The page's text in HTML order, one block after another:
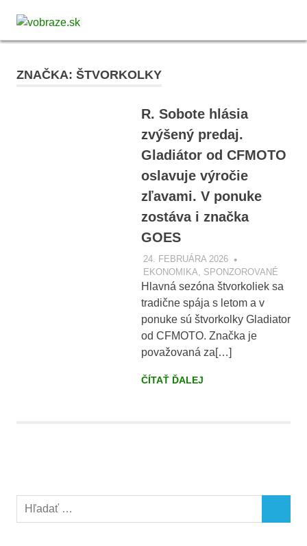
content
Malohontu
ZNAČKA: ŠTVORKOLKY
R. Sobote hlásia
zvýšený predaj.
Gladiátor od CFMOTO
oslavuje výročie
zľavami. V ponuke
zostáva i značka
GOES
24. FEBRUÁRA 2026
EKONOMIKA
SPONZOROVANÉ
Hlavná sezóna štvorkoliek sa
tradične spája s letom a v
ponuke sú štvorkolky Gladiator
od CFMOTO. Značka je
považovaná za[…]
ČÍTAŤ ĎALEJ
Search